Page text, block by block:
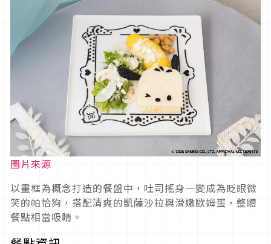
圖片來源
以畫框為概念打造的餐盤中，吐司搖身一變成為眨眼微
笑的帕恰狗，搭配清爽的凱薩沙拉與滑嫩歐姆蛋，整體
餐點相當吸睛。